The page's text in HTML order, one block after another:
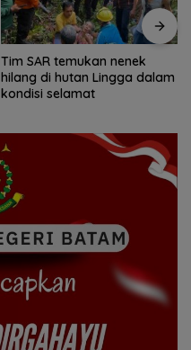
Tim SAR gabungan cari
nenek 68 tahun hilang di
Lingga Kepri